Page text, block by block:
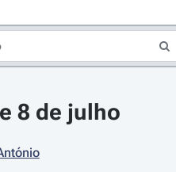
8 de julho